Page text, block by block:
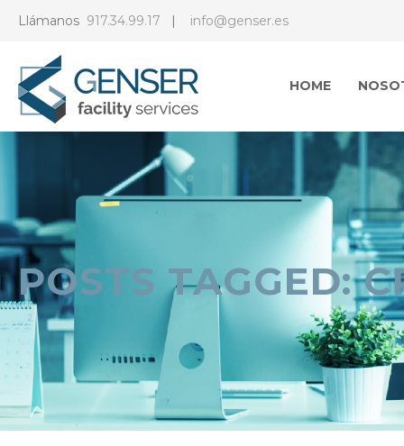
Llámanos 917.34.99.17 | info@genser.es
HOME
POSTS TAGGED: